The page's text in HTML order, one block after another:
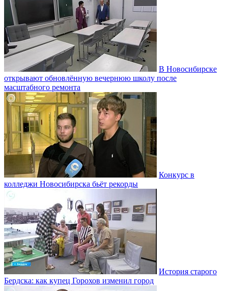
В Новосибирске
открывают обновлённую вечернюю школу после
масштабного ремонта
Конкурс в
колледжи Новосибирска бьёт рекорды
История старого
Бердска: как купец Горохов изменил город